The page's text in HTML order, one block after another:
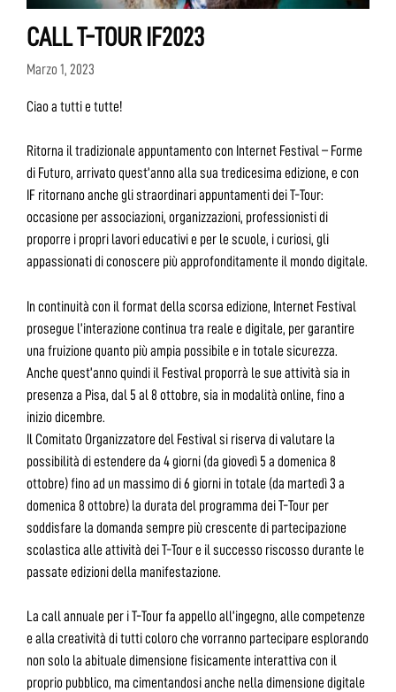
CALL T-TOUR IF2023
Marzo 1, 2023
Ciao a tutti e tutte!
Ritorna il tradizionale appuntamento con Internet Festival – Forme
di Futuro, arrivato quest’anno alla sua tredicesima edizione, e con
IF ritornano anche gli straordinari appuntamenti dei T-Tour:
occasione per associazioni, organizzazioni, professionisti di
proporre i propri lavori educativi e per le scuole, i curiosi, gli
appassionati di conoscere più approfonditamente il mondo digitale.
In continuità con il format della scorsa edizione, Internet Festival
prosegue l’interazione continua tra reale e digitale, per garantire
una fruizione quanto più ampia possibile e in totale sicurezza.
Anche quest’anno quindi il Festival proporrà le sue attività sia in
presenza a Pisa, dal 5 al 8 ottobre, sia in modalità online, fino a
inizio dicembre.
Il Comitato Organizzatore del Festival si riserva di valutare la
possibilità di estendere da 4 giorni (da giovedì 5 a domenica 8
ottobre) fino ad un massimo di 6 giorni in totale (da martedì 3 a
domenica 8 ottobre) la durata del programma dei T-Tour per
soddisfare la domanda sempre più crescente di partecipazione
scolastica alle attività dei T-Tour e il successo riscosso durante le
passate edizioni della manifestazione.
La call annuale per i T-Tour fa appello all’ingegno, alle competenze
e alla creatività di tutti coloro che vorranno partecipare esplorando
non solo la abituale dimensione fisicamente interattiva con il
proprio pubblico, ma cimentandosi anche nella dimensione digitale